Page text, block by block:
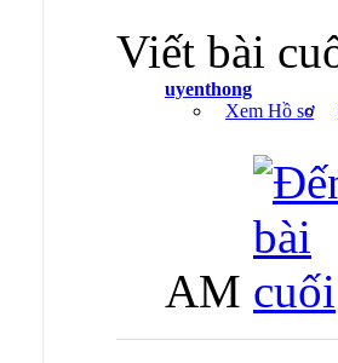
Viết bài
uyenthong
Xem Hồ sơ
AM